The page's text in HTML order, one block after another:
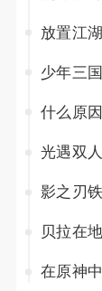
放置江
少年三
什么原
光遇双
影之刃
贝拉在
在原神